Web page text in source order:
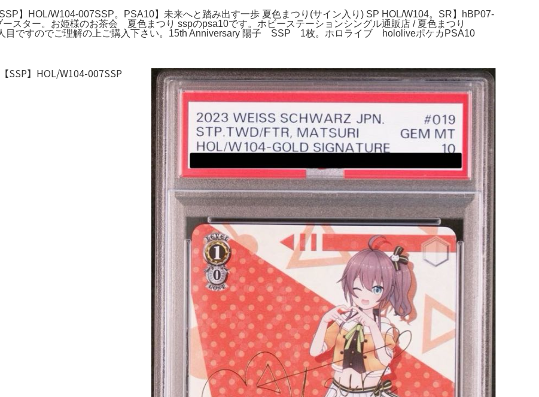
】HOL/W104-007SSP。PSA10】未来へと踏み出す一歩 夏色まつり(サイン入り) SP HOL/W104。SR】hBP07-
スター。お姫様のお茶会 夏色まつり sspのpsa10です。ホビーステーションシングル通販店 / 夏色まつり
目ですのでご理解の上ご購入下さい。15th Anniversary 陽子 SSP 1枚。ホロライブ hololiveポケカPSA10